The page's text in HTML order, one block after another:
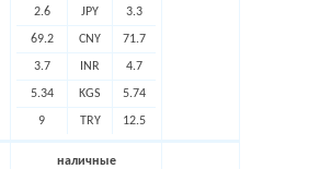
2.6 JPY 3.3
69.2 CNY 71.7
3.7 INR 4.7
5.34 KGS 5.74
9 TRY 12.5
наличные